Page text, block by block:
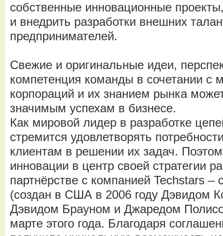
собственные инновационные
и внедрить разработки внешних
предпринимателей.
Свежие и оригинальные идеи,
компетенция команды в сочетании с
корпораций и их знанием рынка
значимым успехам в бизнесе.
Как мировой лидер в разработке
стремится удовлетворять
клиентам в решении их задач.
инновации в центр своей стратегии
партнёрстве с компанией Techstars –
(создан в США в 2006 году Дэвидом
Дэвидом Брауном и Джаредом
марте этого года. Благодаря